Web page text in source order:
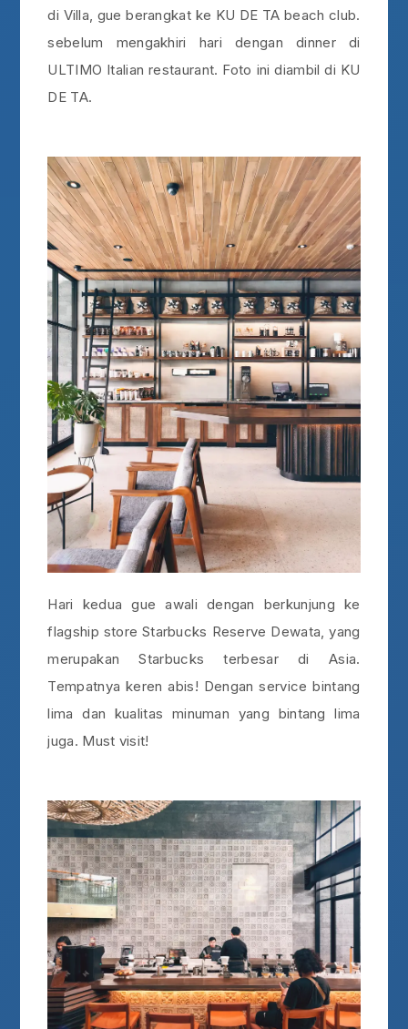
di Villa, gue berangkat ke KU DE TA beach club.
sebelum mengakhiri hari dengan dinner di
ULTIMO Italian restaurant. Foto ini diambil di KU
DE TA.
Hari kedua gue awali dengan berkunjung ke
flagship store Starbucks Reserve Dewata, yang
merupakan Starbucks terbesar di Asia.
Tempatnya keren abis! Dengan service bintang
lima dan kualitas minuman yang bintang lima
juga. Must visit!